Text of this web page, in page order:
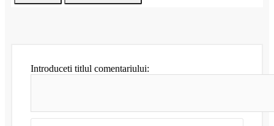
Introduceti titlul comentariului: